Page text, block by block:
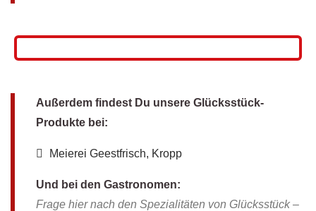
Außerdem findest Du unsere Glücksstück-
Produkte bei:
Meierei Geestfrisch, Kropp
Und bei den Gastronomen:
Frage hier nach den Spezialitäten von Glücksstück –